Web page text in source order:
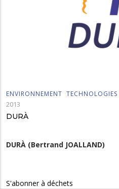
ENVIRONNEMENT
2013
DURÀ
DURÀ (Bertrand JOALLAND)
S'abonner à déchets